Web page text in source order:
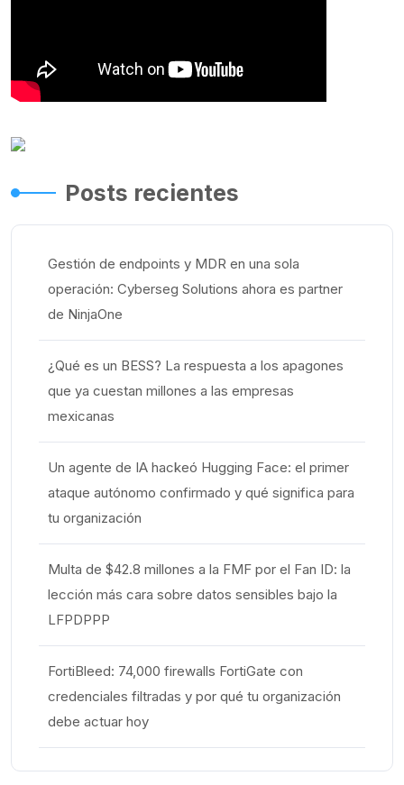
Posts recientes
Gestión de endpoints y MDR en una sola
operación: Cyberseg Solutions ahora es partner
de NinjaOne
¿Qué es un BESS? La respuesta a los apagones
que ya cuestan millones a las empresas
mexicanas
Un agente de IA hackeó Hugging Face: el primer
ataque autónomo confirmado y qué significa para
tu organización
Multa de $42.8 millones a la FMF por el Fan ID: la
lección más cara sobre datos sensibles bajo la
LFPDPPP
FortiBleed: 74,000 firewalls FortiGate con
credenciales filtradas y por qué tu organización
debe actuar hoy